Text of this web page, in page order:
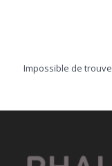
Impossible de